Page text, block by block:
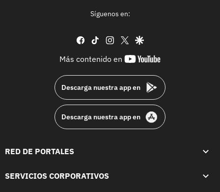
Síguenos en:
facebook
tiktok instagram
twittergoogle
Más contenido en
youtube-
Descarga nuestra app en
Descarga nuestra app en
RED DE PORTALES
SERVICIOS CORPORATIVOS